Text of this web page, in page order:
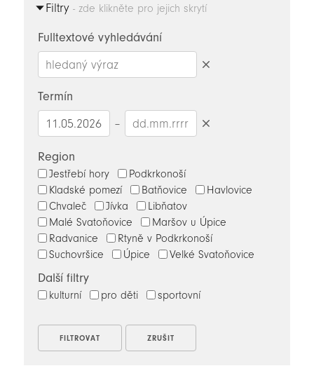
Filtry- zde klikněte pro jejich skrytí
Fulltextové vyhledávání
Termín
–
Region
Jestřebí hory
Podkrkonoší
Kladské pomezí
Batňovice
Havlovice
Chvaleč
Jívka
Libňatov
Malé Svatoňovice
Maršov u Úpice
Radvanice
Rtyně v Podkrkonoší
Suchovršice
Úpice Velké Svatoňovice
Další filtry
kulturní pro děti sportovní